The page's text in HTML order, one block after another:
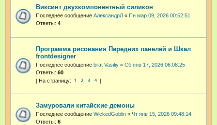
Виксинт двухкомпонентный силикон
Последнее сообщение АлександрЛ « Пн мар 09, 2026 00:52:51
Ответы: 4
Программа рисования Передних панелей и Шкал
frontdesigner
Последнее сообщение brat Vasiliy « Сб янв 17, 2026 06:08:25
Ответы: 60
1 2 3 4
Замуровали китайские демоны
Последнее сообщение WickedGoblin « Чт янв 15, 2026 09:48:14
Ответы: 6